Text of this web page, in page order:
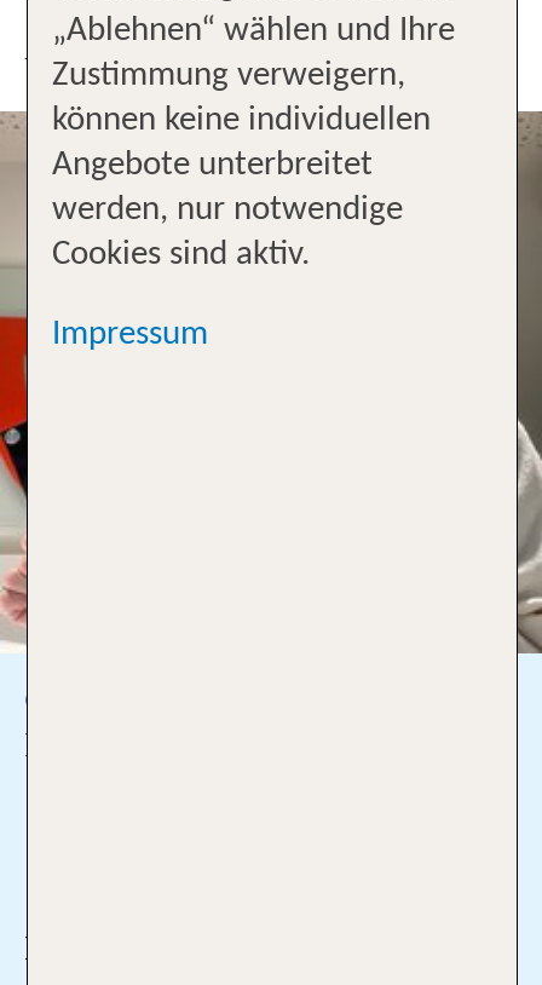
UNSER TEAM
Carola Hoffmann
Inhaberin
Ich bin Profi für:
„Ablehnen“ wählen und Ihre
Zustimmung verweigern,
können keine individuellen
Angebote unterbreitet
werden, nur notwendige
Cookies sind aktiv.
Impressum